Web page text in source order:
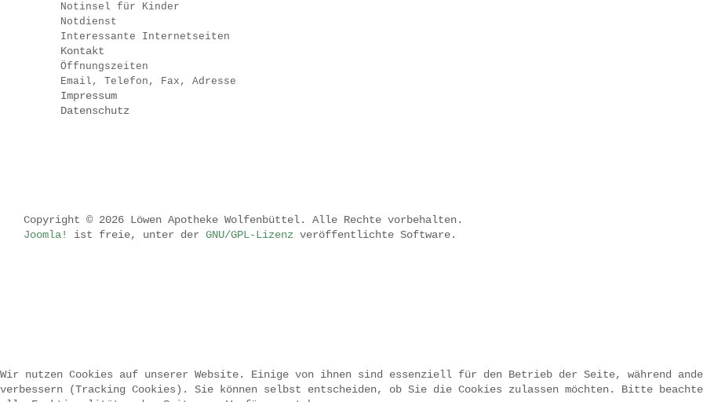
Notinsel für Kinder
Notdienst
Interessante Internetseiten
Kontakt
Öffnungszeiten
Email, Telefon, Fax, Adresse
Impressum
Datenschutz
Copyright © 2026 Löwen Apotheke Wolfenbüttel. Alle Rechte vorbehalten.
Joomla!
ist freie, unter der GNU/GPL-Lizenz veröffentlichte Software.
Wir nutzen Cookies auf unserer Website. Einige von ihnen sind essenziell für den Betrieb der Seite, während
verbessern (Tracking Cookies). Sie können selbst entscheiden, ob Sie die Cookies zulassen möchten. Bitte